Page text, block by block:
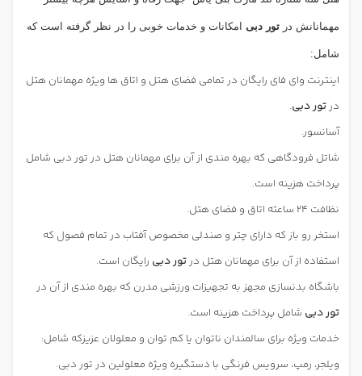
مهمانانش در تور دبی امکانات و خدمات خوبی را در نظر گرفته است که
شامل:
اینترنت وای فای رایگان در تمامی فضای هتل و اتاق ها ویژه مهمانان هتل
در تور دبی.
آسانسور.
شاتل فرودگاهی که بهره مندی از آن برای مهمانان هتل در تور دبی شامل
پرداخت هزینه است.
نظافت 24 ساعته اتاق و فضای هتل.
استخر رو باز که دارای چتر و صندلی مخصوص آفتاب در تمام فصول که
استفاده از آن برای مهمانان هتل در تور دبی رایگان است.
باشگاه بدنسازی مجهز به تجهیزات ورزشی مدرن که بهره مندی از آن در
تور دبی شامل پرداخت هزینه است.
خدمات ویژه برای سالمندان ناتوان یا کم توان و معلولان عزیزکه شامل:
ویلجر، رمپ، سرویس فرنگی با دستگیره ویژه معلولین در تور دبی.